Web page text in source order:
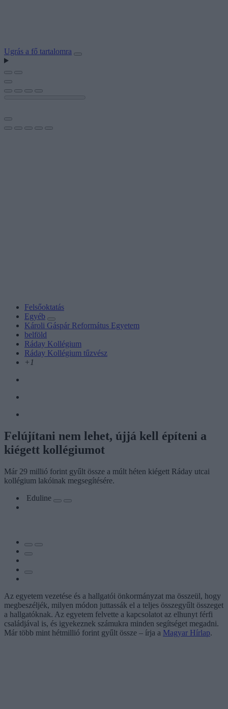
Ugrás a fő tartalomra
Felsőoktatás
Egyéb
Károli Gáspár Református Egyetem
belföld
Ráday Kollégium
Ráday Kollégium tűzvész
+1
Felújítani nem lehet, újjá kell építeni a
kiégett kollégiumot
Már 29 millió forint gyűlt össze a múlt héten kiégett Ráday utcai
kollégium lakóinak megsegítésére.
Eduline
Az egyetem vezetése és a hallgatói önkormányzat ma összeül, hogy
megbeszéljék, milyen módon juttassák el a teljes összegyűlt összeget
a hallgatóknak. Az egyetem felvette a kapcsolatot az elhunyt férfi
családjával is, és igyekeznek számukra minden segítséget megadni.
Már több mint hétmillió forint gyűlt össze – írja a Magyar Hírlap.